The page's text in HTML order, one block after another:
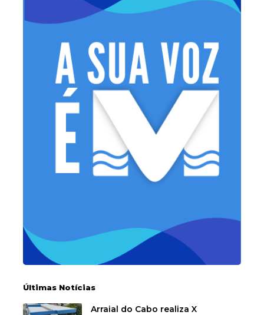
Últimas Notícias
Arraial do Cabo realiza X